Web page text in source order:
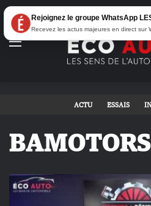
Menu
ACTU ESSAIS
BAMOTORS
Rejoignez le groupe WhatsApp
Recevez les actus majeures en direct sur